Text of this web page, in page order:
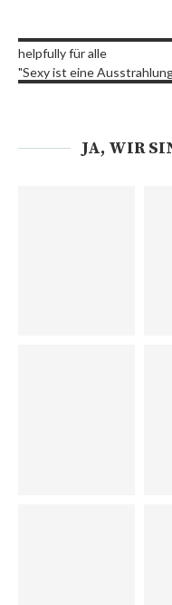
helpfully für alle
"Sexy ist eine
JA, WIR